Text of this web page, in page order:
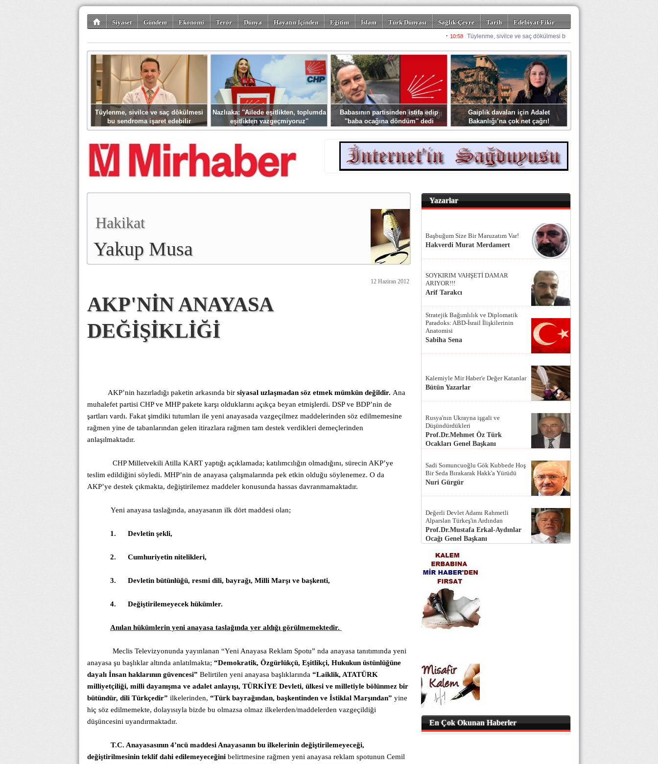
Siyaset Gündem Ekonomi Terör Dünya Hayatın İçinden Eğitim İslam Türk Dünyası Sağlık-Çevre Tarih
Edebiyat-Fikir
Tüylenme, sivilce ve saç dökülmesi
bu sendroma işaret edebilir
Nazlıaka: ''Ailede eşitlikten, toplumda
eşitlikten vazgeçmiyoruz''
Babasının partisinden istifa edip
''baba ocağına döndüm'' dedi
Gaiplik davaları için Adalet
Bakanlığı’na çok net çağrı!
Hakikat
Yakup Musa
12 Haziran 2012
AKP'NİN ANAYASA
DEĞİŞİKLİĞİ
AKP’nin hazırladığı paketin arkasında bir siyasal uzlaşmadan söz etmek mümkün değildir. Ana
muhalefet partisi CHP ve MHP pakete karşı olduklarını açıkça beyan etmişlerdi. DSP ve BDP’nin de
şartları vardı. Fakat şimdiki tutumları ile yeni anayasada vazgeçilmez maddelerinden söz edilmemesine
rağmen yine de tabanlarından gelen itirazlara rağmen tam destek verdikleri demeçlerinden
anlaşılmaktadır.
CHP Milletvekili Atilla KART yaptığı açıklamada; katılımcılığın olmadığını, sürecin AKP’ye
teslim edildiğini söyledi. MHP’nin de anayasa çalışmalarında pek etkin olduğu söylenemez. O da
AKP’ye destek çıkmakta, değiştirilemez maddeler konusunda hassas davranmamaktadır.
Yeni anayasa taslağında, anayasanın ilk dört maddesi olan;
1. Devletin şekli,
2. Cumhuriyetin nitelikleri,
3. Devletin bütünlüğü, resmi dili, bayrağı, Milli Marşı ve başkenti,
4. Değiştirilemeyecek hükümler.
Anılan hükümlerin yeni anayasa taslağında yer aldığı görülmemektedir.
Meclis Televizyonunda yayınlanan “Yeni Anayasa Reklam Spotu” nda anayasa tanıtımında yeni
anayasa şu başlıklar altında anlatılmakta; “Demokratik, Özgürlükçü, Eşitlikçi, Hukukun üstünlüğüne
dayalı İnsan haklarının güvencesi” Belirtilen yeni anayasa başlıklarında “Laiklik, ATATÜRK
milliyetçiliği, milli dayanışma ve adalet anlayışı, TÜRKİYE Devleti, ülkesi ve milletiyle bölünmez bir
bütündür, dili Türkçedir” ilkelerinden, “Türk bayrağından, başkentinden ve İstiklal Marşından” yine
hiç söz edilmemekte, dolayısıyla bizde bu olmazsa olmaz ilkelerden/maddelerden vazgeçildiği
düşüncesini uyandırmaktadır.
T.C. Anayasasının 4’ncü maddesi Anayasanın bu ilkelerinin değiştirilemeyeceği,
değiştirilmesinin teklif dahi edilemeyeceğini belirtmesine rağmen yeni anayasa reklam spotunun Cemil
Yazarlar
Başbuğum Size Bir Maruzatım Var!
Hakverdi Murat Merdamert
SOYKIRIM VAHŞETİ DAMAR
ARIYOR!!!
Arif Tarakcı
Stratejik Bağımlılık ve Diplomatik
Paradoks: ABD-İsrail İlişkilerinin
Anatomisi
Sabiha Sena
Kalemiyle Mir Haber'e Değer Katanlar
Bütün Yazarlar
Rusya'nın Ukrayna işgali ve
Düşündürdükleri
Prof.Dr.Mehmet Öz Türk
Ocakları Genel Başkanı
Sadi Somuncuoğlu Gök Kubbede Hoş
Bir Seda Bırakarak Hakk'a Yürüdü
Nuri Gürgür
Değerli Devlet Adamı Rahmetli
Alparslan Türkeş'in Ardından
Prof.Dr.Mustafa Erkal-Aydınlar
Ocağı Genel Başkanı
En Çok Okunan Haberler